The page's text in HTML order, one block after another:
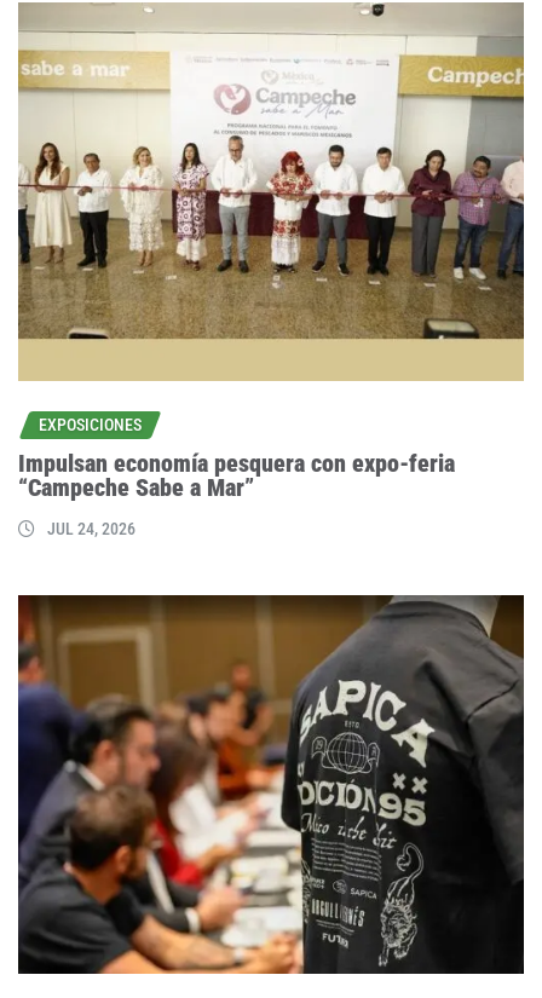
EXPOSICIONES
Impulsan economía pesquera con expo-feria
“Campeche Sabe a Mar”
JUL 24, 2026